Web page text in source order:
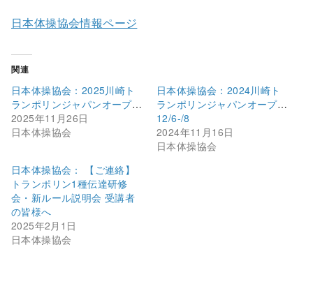
日本体操協会情報ページ
関連
日本体操協会：2025川崎ト
ランポリンジャパンオープン
2025年11月26日
日本体操協会
日本体操協会：2024川崎ト
ランポリンジャパンオープン
12/6-/8
2024年11月16日
日本体操協会
日本体操協会： 【ご連絡】
トランポリン1種伝達研修
会・新ルール説明会 受講者
の皆様へ
2025年2月1日
日本体操協会